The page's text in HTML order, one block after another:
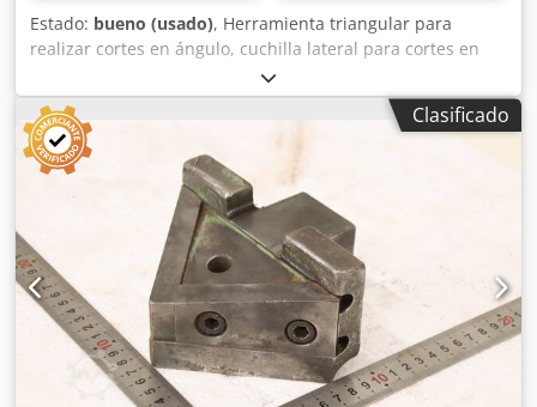
Estado: bueno (usado), Herramienta triangular para
realizar cortes en ángulo, cuchilla lateral para cortes en
ángulo, soporte de matrices, herramienta de separación,
herramienta de punzonado, punzón, matriz de
punzonado, émbolo de punzonado. -Herramienta de
punzonado: herramienta de corte en ángulo, solo con
cuchilla, sin unidad de corte. Dcjdpezm Tmnsfx Akcsk -
Distancia entre orificios: 200/150 x Ø 18 mm. -
Dimensiones: 255/200/100 mm (alto). -Peso: 14 kg.
Clasificado